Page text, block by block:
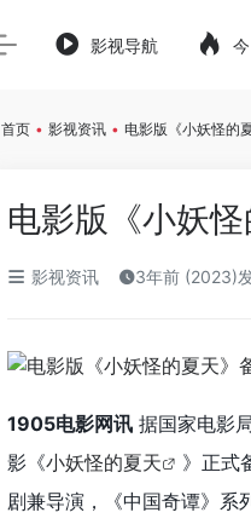
影视导航
首页 • 影视资讯 • 电影版《小妖怪的
电影版《小妖
影视资讯 3年前 (2023)
1905电影网讯 据国家电影
影《小妖怪的夏天 》正式
剧兼导演，《中国奇谭》系